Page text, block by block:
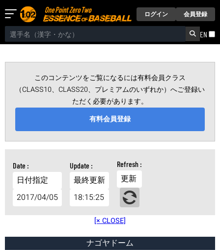
ログイン 会員登録
EN
このコンテンツをご覧になるには有料会員クラス
（CLASS10、CLASS20、プレミアムのいずれか）へご登録い
ただく必要があります。
有料会員登録
日付指定
2017/04/05
最終更新
18:15:25
更新
[× CLOSE]
ナゴヤドーム